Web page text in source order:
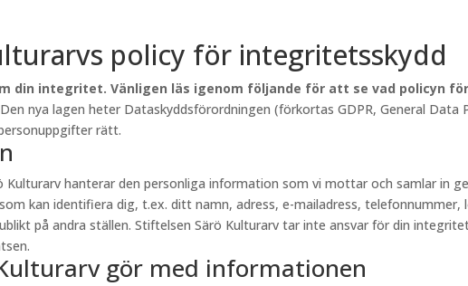
policy för integritetsskydd
din integritet. Vänligen läs igenom följande för att se vad policyn
nya lagen heter Dataskyddsförordningen (förkortas GDPR, General
rätt.
Kulturarv hanterar den personliga information som vi mottar och samlar in
kan identifiera dig, t.ex. ditt namn, adress, e-mailadress, telefonnummer,
på andra ställen. Stiftelsen Särö Kulturarv tar inte ansvar för din
gör med informationen